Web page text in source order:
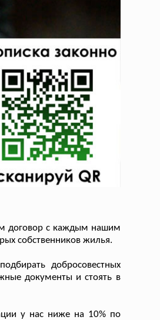
договор с каждым нашим
собственников жилья.
добросовестных
документы и стоять в
у нас ниже на 10% по